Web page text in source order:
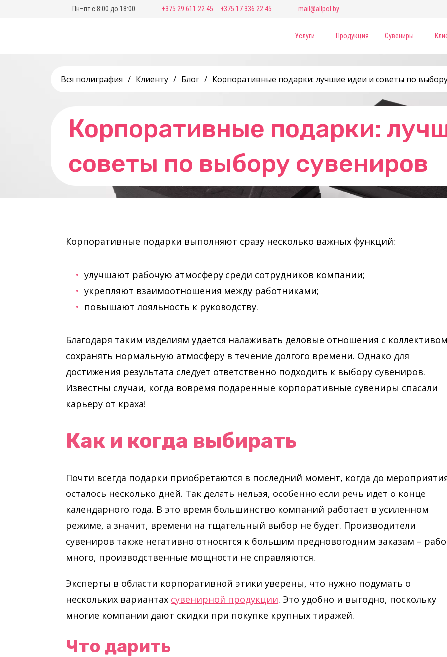
Пн–пт с 8:00 до 18:00 +375 29 611 22 45 +375 17 336 22 45 mail@allpol.by
Услуги Продукция Сувениры
Вся полиграфия / Клиенту / Блог / Корпоративные подарки: лучшие идеи и советы по
Корпоративные подарки:
советы по выбору сувениров
Корпоративные подарки выполняют сразу несколько важных функций:
улучшают рабочую атмосферу среди сотрудников компании;
укрепляют взаимоотношения между работниками;
повышают лояльность к руководству.
Благодаря таким изделиям удается налаживать деловые отношения с
сохранять нормальную атмосферу в течение долгого времени. Однако для
достижения результата следует ответственно подходить к выбору сувениров.
Известны случаи, когда вовремя подаренные корпоративные сувениры спасали
карьеру от краха!
Как и когда выбирать
Почти всегда подарки приобретаются в последний момент, когда до
осталось несколько дней. Так делать нельзя, особенно если речь идет о конце
календарного года. В это время большинство компаний работает в усиленном
режиме, а значит, времени на тщательный выбор не будет. Производители
сувениров также негативно относятся к большим предновогодним заказам –
много, производственные мощности не справляются.
Эксперты в области корпоративной этики уверены, что нужно подумать о
нескольких вариантах сувенирной продукции. Это удобно и выгодно, поскольку
многие компании дают скидки при покупке крупных тиражей.
Что дарить